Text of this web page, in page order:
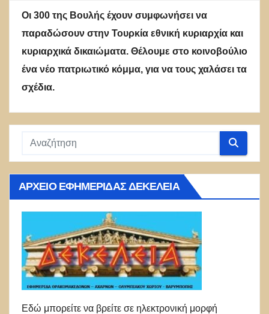
Οι 300 της Βουλής έχουν συμφωνήσει να
παραδώσουν στην Τουρκία εθνική κυριαρχία και
κυριαρχικά δικαιώματα. Θέλουμε στο κοινοβούλιο
ένα νέο πατριωτικό κόμμα, για να τους χαλάσει τα
σχέδια.
ΑΡΧΕΊΟ ΕΦΗΜΕΡΊΔΑΣ ΔΕΚΈΛΕΙΑ
Εδώ μπορείτε να βρείτε σε ηλεκτρονική μορφή